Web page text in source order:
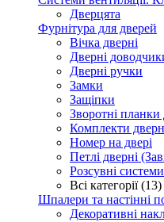
Дверцята
Фурнітура для дверей
Вічка дверні
Дверні
Дверні ручки
Замки
Защіпки
Зворотні планки
Комплекти
Номер на двері
Петлі дверні
Розсувні
Всі категорії (13)
Шпалери та настінні
Декоративні